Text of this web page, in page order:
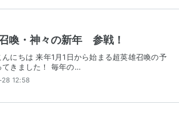
召喚・神々の新年 参戦！
んにちは 来年1月1日から始まる超英雄召喚の予
てきました！ 毎年の…
12:58